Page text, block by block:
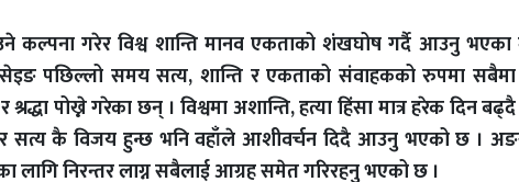
कल्पना गरेर विश्व शान्ति मानव एकताको शंखघोष गर्दै आउनु
पछिल्लो समय सत्य, शान्ति र एकताको संवाहकको रुपमा
पोख्ने गरेका छन् । विश्वमा अशान्ति, हत्या हिंसा मात्र हरेक दिन
सत्य कै विजय हुन्छ भनि वहाँले आशीवर्चन दिदै आउनु भएको छ ।
लागि निरन्तर लाग्न सबैलाई आग्रह समेत गरिरहनु भएको छ ।